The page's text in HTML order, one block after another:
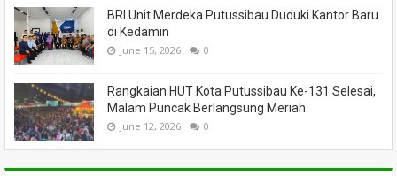
BRI Unit Merdeka Putussibau Duduki Kantor Baru
di Kedamin
June 15, 2026 0
Rangkaian HUT Kota Putussibau Ke-131 Selesai,
Malam Puncak Berlangsung Meriah
June 12, 2026 0